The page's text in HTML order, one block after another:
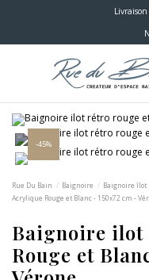
-45%
Rue Du Bain Baignoire Baignoire îlot
Acrylique Rouge et Blanc - 150x72 cm -
Baignoire ilot
Rouge et